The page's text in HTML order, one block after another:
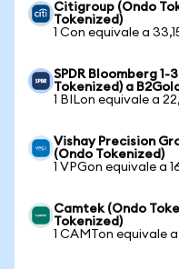
Citigroup (Ondo
Tokenized)
1 Con equivale a
SPDR Bloomberg 1-
Tokenized) a
1 BILon equivale a
Vishay Precision
(Ondo Tokenized)
1 VPGon equivale a
Camtek (Ondo
Tokenized)
1 CAMTon equivale